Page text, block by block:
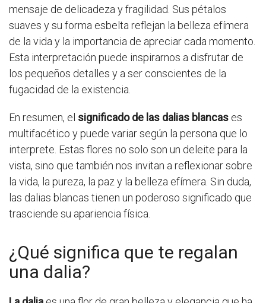
mensaje de delicadeza y fragilidad. Sus pétalos
suaves y su forma esbelta reflejan la belleza efímera
de la vida y la importancia de apreciar cada momento.
Esta interpretación puede inspirarnos a disfrutar de
los pequeños detalles y a ser conscientes de la
fugacidad de la existencia.
En resumen, el significado de las dalias blancas es
multifacético y puede variar según la persona que lo
interprete. Estas flores no solo son un deleite para la
vista, sino que también nos invitan a reflexionar sobre
la vida, la pureza, la paz y la belleza efímera. Sin duda,
las dalias blancas tienen un poderoso significado que
trasciende su apariencia física.
¿Qué significa que te regalan
una dalia?